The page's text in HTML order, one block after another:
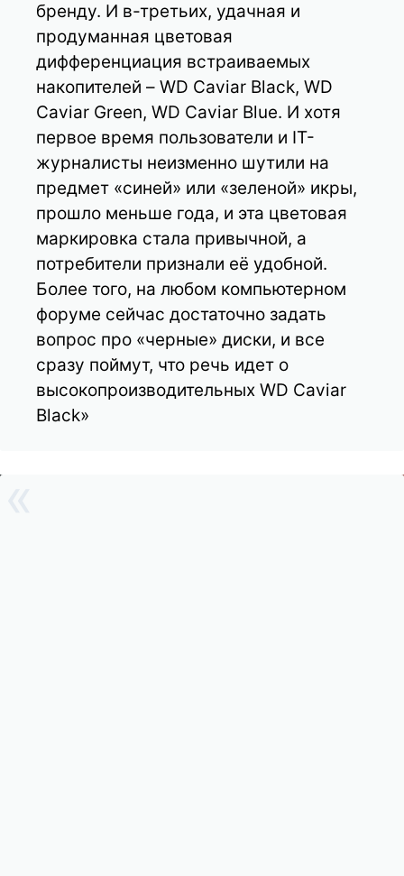
бренду. И в-третьих, удачная и
продуманная цветовая
дифференциация встраиваемых
накопителей – WD Caviar Black, WD
Caviar Green, WD Caviar Blue. И хотя
первое время пользователи и IT-
журналисты неизменно шутили на
предмет «синей» или «зеленой» икры,
прошло меньше года, и эта цветовая
маркировка стала привычной, а
потребители признали её удобной.
Более того, на любом компьютерном
форуме сейчас достаточно задать
вопрос про «черные» диски, и все
сразу поймут, что речь идет о
высокопроизводительных WD Caviar
Black»